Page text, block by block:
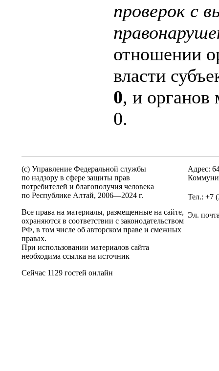
проверок с
отношении
власти
0, и органов
0.
(c) Управление Федеральной службы
по надзору в сфере защиты прав
потребителей и благополучия человека
по Республике Алтай, 2006—2024 г.
Все права на материалы, размещенные на сайте,
охраняются в соответствии с законодательством
РФ, в том числе об авторском праве и смежных
правах.
При использовании материалов сайта
необходима ссылка на источник
Сейчас 1129 гостей онлайн
Адрес:
Тел.: +7
Эл.